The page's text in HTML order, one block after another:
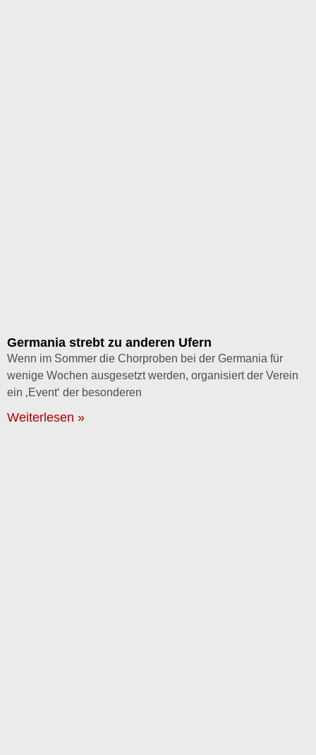
Germania strebt zu anderen Ufern
Wenn im Sommer die Chorproben bei der Germania für
wenige Wochen ausgesetzt werden, organisiert der Verein
ein ‚Event‘ der besonderen
Weiterlesen »